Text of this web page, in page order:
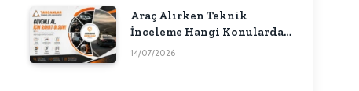
Araç Alırken Teknik
İnceleme Hangi Konularda
Fikir Verebilir?
14/07/2026